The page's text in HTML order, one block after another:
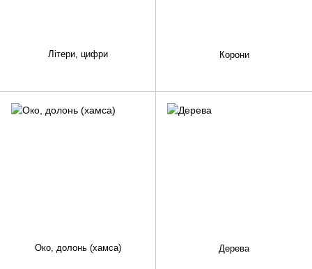
Літери, цифри Корони
Око, долонь (хамса) Дерева